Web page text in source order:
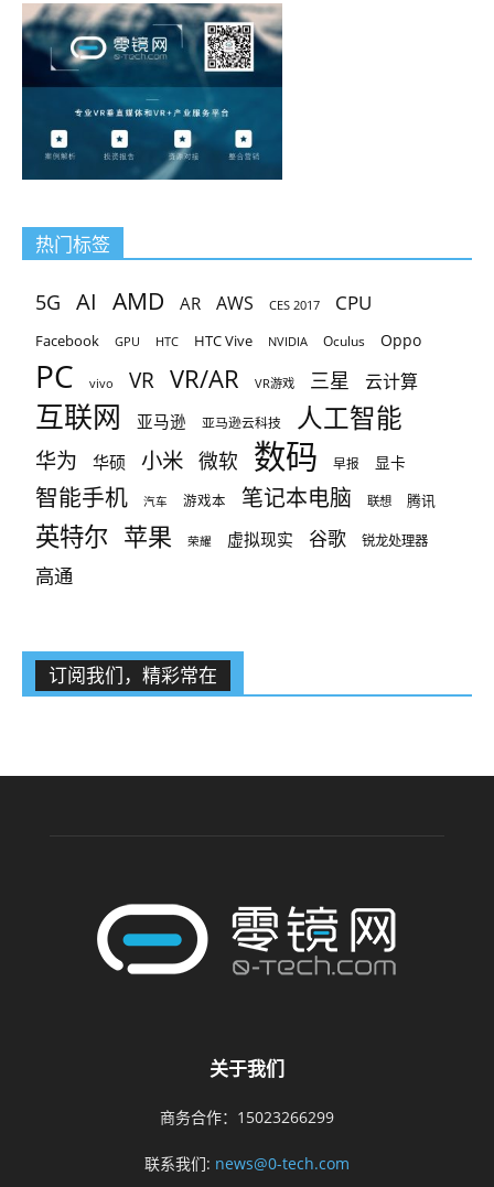
热门标签
5G AI AMD AR AWS CES 2017 CPU
Facebook GPU HTC HTC Vive NVIDIA Oculus Oppo
PC vivo VR VR/AR VR游戏 三星 云计算
互联网 亚马逊 亚马逊云科技 人工智能
华为 华硕 小米 微软 数码 早报 显卡
智能手机 汽车 游戏本 笔记本电脑 联想 腾讯
英特尔 苹果 荣耀 虚拟现实 谷歌 锐龙处理器
高通
订阅我们，精彩常在
关于我们
商务合作：15023266299
联系我们: news@0-tech.com